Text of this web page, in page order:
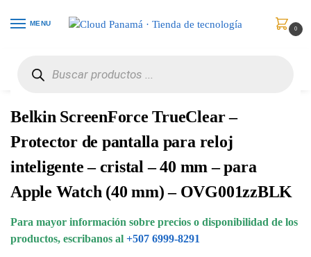
MENU
0
Belkin ScreenForce TrueClear –
Protector de pantalla para reloj
inteligente – cristal – 40 mm – para
Apple Watch (40 mm) – OVG001zzBLK
Para mayor información sobre precios o disponibilidad de los
productos, escribanos al +507 6999-8291